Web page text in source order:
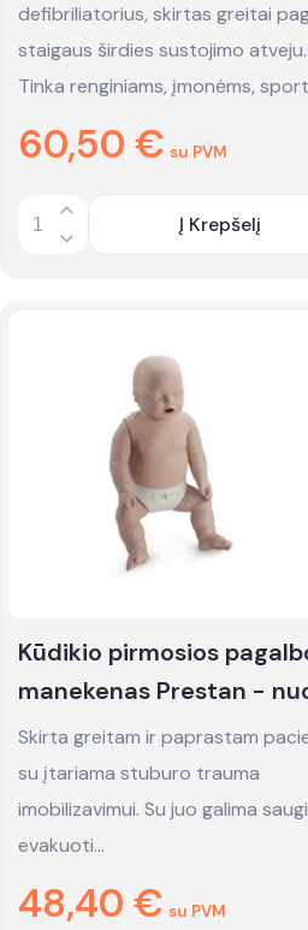
defibriliatorius, skirtas greitai
staigaus širdies sustojimo atveju.
Tinka renginiams, įmonėms,
60,50 € su PVM
Quantity Į Krepšelį
Kūdikio pirmosios
manekenas Prestan -
Skirta greitam ir paprastam
su įtariama stuburo trauma
imobilizavimui. Su juo galima
evakuoti…
48,40 € su PVM